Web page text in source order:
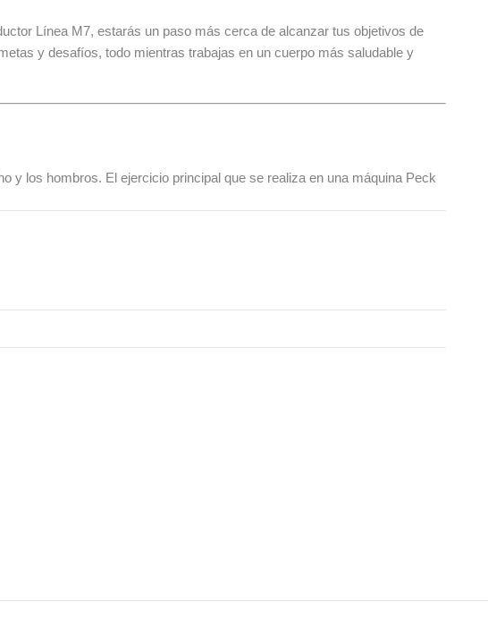
Línea M7, estarás un paso más cerca de alcanzar tus objetivos de
y desafíos, todo mientras trabajas en un cuerpo más saludable y
y los hombros. El ejercicio principal que se realiza en una máquina Peck